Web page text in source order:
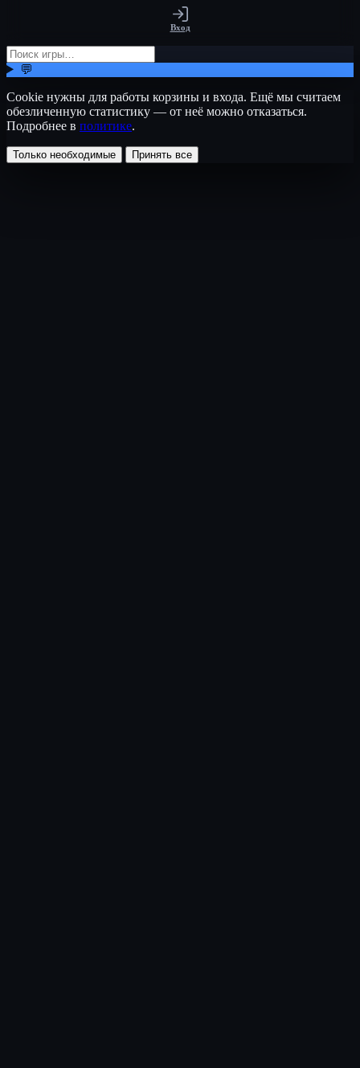
Вход
💬
Cookie нужны для работы корзины и входа. Ещё мы считаем
обезличенную статистику — от неё можно отказаться.
Подробнее в политике.
Только необходимые Принять все